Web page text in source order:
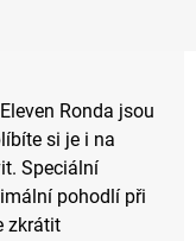
Ronda jsou
si je i na
Speciální
pohodlí při
zkrátit